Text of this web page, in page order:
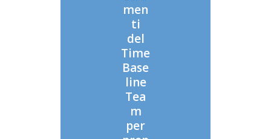
men
ti
del
Time
Base
line
Tea
m
per